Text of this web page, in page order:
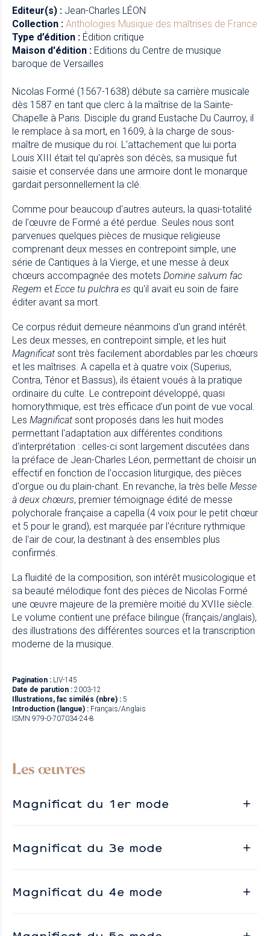
Editeur(s) : Jean-Charles LÉON
Collection : Anthologies Musique des maîtrises de France
Type d’édition : Édition critique
Maison d'édition : Editions du Centre de musique
baroque de Versailles
Nicolas Formé (1567-1638) débute sa carrière musicale
dès 1587 en tant que clerc à la maîtrise de la Sainte-
Chapelle à Paris. Disciple du grand Eustache Du Caurroy, il
le remplace à sa mort, en 1609, à la charge de sous-
maître de musique du roi. L'attachement que lui porta
Louis XIII était tel qu'après son décès, sa musique fut
saisie et conservée dans une armoire dont le monarque
gardait personnellement la clé.
Comme pour beaucoup d'autres auteurs, la quasi-totalité
de l'œuvre de Formé a été perdue. Seules nous sont
parvenues quelques pièces de musique religieuse
comprenant deux messes en contrepoint simple, une
série de Cantiques à la Vierge, et une messe à deux
chœurs accompagnée des motets Domine salvum fac
Regem et Ecce tu pulchra es qu'il avait eu soin de faire
éditer avant sa mort.
Ce corpus réduit demeure néanmoins d'un grand intérêt.
Les deux messes, en contrepoint simple, et les huit
Magnificat sont très facilement abordables par les chœurs
et les maîtrises. A capella et à quatre voix (Superius,
Contra, Ténor et Bassus), ils étaient voués à la pratique
ordinaire du culte. Le contrepoint développé, quasi
homorythmique, est très efficace d'un point de vue vocal.
Les Magnificat sont proposés dans les huit modes
permettant l'adaptation aux différentes conditions
d'interprétation : celles-ci sont largement discutées dans
la préface de Jean-Charles Léon, permettant de choisir un
effectif en fonction de l'occasion liturgique, des pièces
d'orgue ou du plain-chant. En revanche, la très belle Messe
à deux chœurs, premier témoignage édité de messe
polychorale française a capella (4 voix pour le petit chœur
et 5 pour le grand), est marquée par l'écriture rythmique
de l'air de cour, la destinant à des ensembles plus
confirmés.
La fluidité de la composition, son intérêt musicologique et
sa beauté mélodique font des pièces de Nicolas Formé
une œuvre majeure de la première moitié du XVIIe siècle.
Le volume contient une préface bilingue (français/anglais),
des illustrations des différentes sources et la transcription
moderne de la musique.
Pagination : LIV-145
Date de parution : 2003-12
Illustrations, fac similés (nbre) : 5
Introduction (langue) : Français/Anglais
ISMN 979-0-707034-24-8
Les œuvres
Magnificat du 1er mode
Magnificat du 3e mode
Magnificat du 4e mode